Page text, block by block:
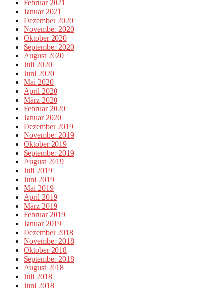
Februar 2021
Januar 2021
Dezember 2020
November 2020
Oktober 2020
September 2020
August 2020
Juli 2020
Juni 2020
Mai 2020
April 2020
März 2020
Februar 2020
Januar 2020
Dezember 2019
November 2019
Oktober 2019
September 2019
August 2019
Juli 2019
Juni 2019
Mai 2019
April 2019
März 2019
Februar 2019
Januar 2019
Dezember 2018
November 2018
Oktober 2018
September 2018
August 2018
Juli 2018
Juni 2018